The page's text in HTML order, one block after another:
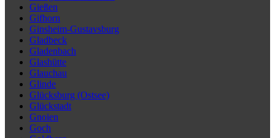
Gießen
Gifhorn
Ginsheim-Gustavsburg
Gladbeck
Gladenbach
Glashütte
Glauchau
Glinde
Glücksburg (Ostsee)
Glückstadt
Gnoien
Goch